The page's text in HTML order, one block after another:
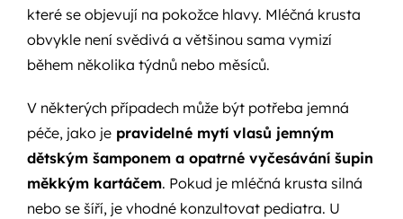
které se objevují na pokožce hlavy. Mléčná krusta
obvykle není svědivá a většinou sama vymizí
během několika týdnů nebo měsíců.
V některých případech může být potřeba jemná
péče, jako jepravidelné mytí vlasů jemným
dětským šamponem a opatrné vyčesávání šupin
měkkým kartáčem. Pokud je mléčná krusta silná
nebo se šíří, je vhodné konzultovat pediatra. U